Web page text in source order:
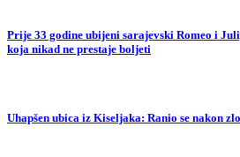
Prije 33 godine ubijeni sarajevski Romeo i
koja nikad ne prestaje boljeti
Uhapšen ubica iz Kiseljaka: Ranio se nakon